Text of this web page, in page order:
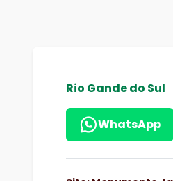
Rio Gande do Sul
WhatsApp